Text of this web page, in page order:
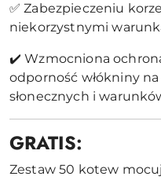
✅ Zabezpieczeniu
niekorzystnymi
✔️ Wzmocniona
odporność włókniny
słonecznych i
GRATIS:
Zestaw 50 kotew